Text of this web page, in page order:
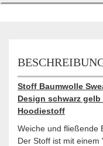
Stoff Baumwolle
Design schwarz
Hoodiestoff
Weiche und fließende
Der Stoff ist mit